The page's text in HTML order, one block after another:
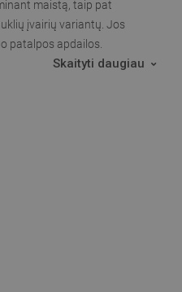
maistą, taip pat
įvairių variantų. Jos
patalpos apdailos.
Skaityti daugiau